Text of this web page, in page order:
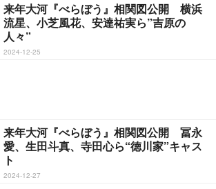
来年大河『べらぼう』相関図公開 横浜
流星、小芝風花、安達祐実ら”吉原の
人々”
2024-12-25
来年大河『べらぼう』相関図公開 冨永
愛、生田斗真、寺田心ら“徳川家”キャス
ト
2024-12-27